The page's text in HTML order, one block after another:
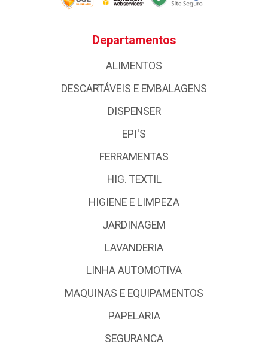
Departamentos
ALIMENTOS
DESCARTÁVEIS E EMBALAGENS
DISPENSER
EPI'S
FERRAMENTAS
HIG. TEXTIL
HIGIENE E LIMPEZA
JARDINAGEM
LAVANDERIA
LINHA AUTOMOTIVA
MAQUINAS E EQUIPAMENTOS
PAPELARIA
SEGURANCA